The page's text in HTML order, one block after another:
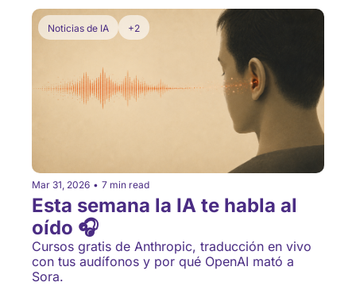
Noticias de IA +2
Mar 31, 2026 • 7 min read
Esta semana la IA te habla al
oído 🎧
Cursos gratis de Anthropic, traducción en vivo
con tus audífonos y por qué OpenAI mató a
Sora.